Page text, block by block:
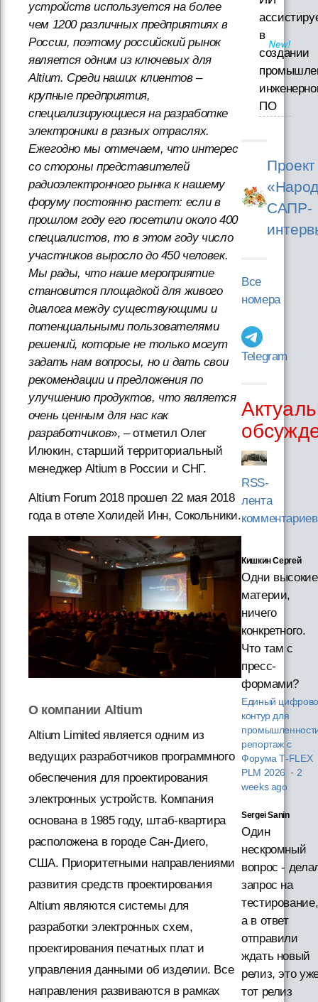
устройств используется на более
чем 1200 различных предприятиях в
России, поэтому российский рынок
является одним из ключевых для
Altium. Среди наших клиентов –
крупные предприятия,
специализирующиеся на разработке
электроники в разных отраслях.
Ежегодно мы отмечаем, что интерес
со стороны представителей
радиоэлектронного рынка к нашему
форуму постоянно растет: если в
прошлом году его посетили около 400
специалистов, то в этом году число
участников выросло до 450 человек.
Мы рады, что наше мероприятие
становится площадкой для живого
диалога между существующими и
потенциальными пользователями
решений, которые не только могут
задать нам вопросы, но и дать свои
рекомендации и предложения по
улучшению продуктов, что является
очень ценным для нас как
разработчиков», – отметил Олег
Илюкин, старший территориальный
менеджер Altium в России и СНГ.
Altium Forum 2018 прошел 22 мая 2018
года в отеле Холидей Инн, Сокольники.
О компании Altium
Altium Limited является одним из
ведущих разработчиков программного
обеспечения для проектирования
электронных устройств. Компания
основана в 1985 году, штаб-квартира
расположена в городе Сан-Диего,
США. Приоритетными направлениями
развития средств проектирования
Altium являются системы для
разработки электронных схем,
проектирования печатных плат и
управления данными об изделии. Все
направления развиваются в рамках
в
создании
ПО
Проект
САПР-
Все
номера
Telegram
RSS-
лента
комментариев
Кишкин Сергей
Одни высокие
материи,
ничего
конкретного.
Что там с
пресс-
формами?
Единый
контур для
репортаж с
Форума T‑FLEX
PLM 2026 · 2
weeks ago
Sergei Sanin
Один
нескромный
вопрос -
запрос на
тестирование,
а в ответ
отправили
ждать новый
релиз, это
тот релиз